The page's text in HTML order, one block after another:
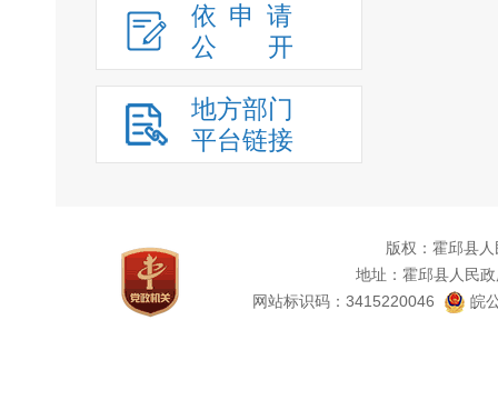
依申请
公
开
地方部门
平台链接
版权：霍邱县
地址：霍邱县人民
网站标识码：3415220046
皖